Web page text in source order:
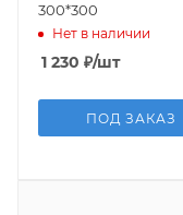
300*300
Нет в наличии
1 230 ₽/шт
ПОД ЗАКАЗ